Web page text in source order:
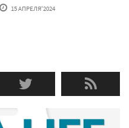
15 АПРЕЛЯ'2024